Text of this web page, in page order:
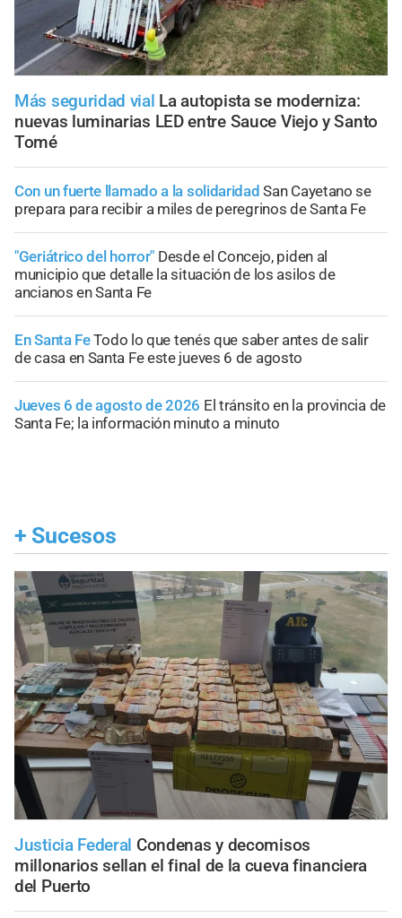
Más seguridad vial La autopista se moderniza:
nuevas luminarias LED entre Sauce Viejo y Santo
Tomé
Con un fuerte llamado a la solidaridad San Cayetano se
prepara para recibir a miles de peregrinos de Santa Fe
"Geriátrico del horror" Desde el Concejo, piden al
municipio que detalle la situación de los asilos de
ancianos en Santa Fe
En Santa FeTodo lo que tenés que saber antes de salir
de casa en Santa Fe este jueves 6 de agosto
Jueves 6 de agosto de 2026 El tránsito en la provincia de
Santa Fe; la información minuto a minuto
+ Sucesos
Justicia Federal Condenas y decomisos
millonarios sellan el final de la cueva financiera
del Puerto